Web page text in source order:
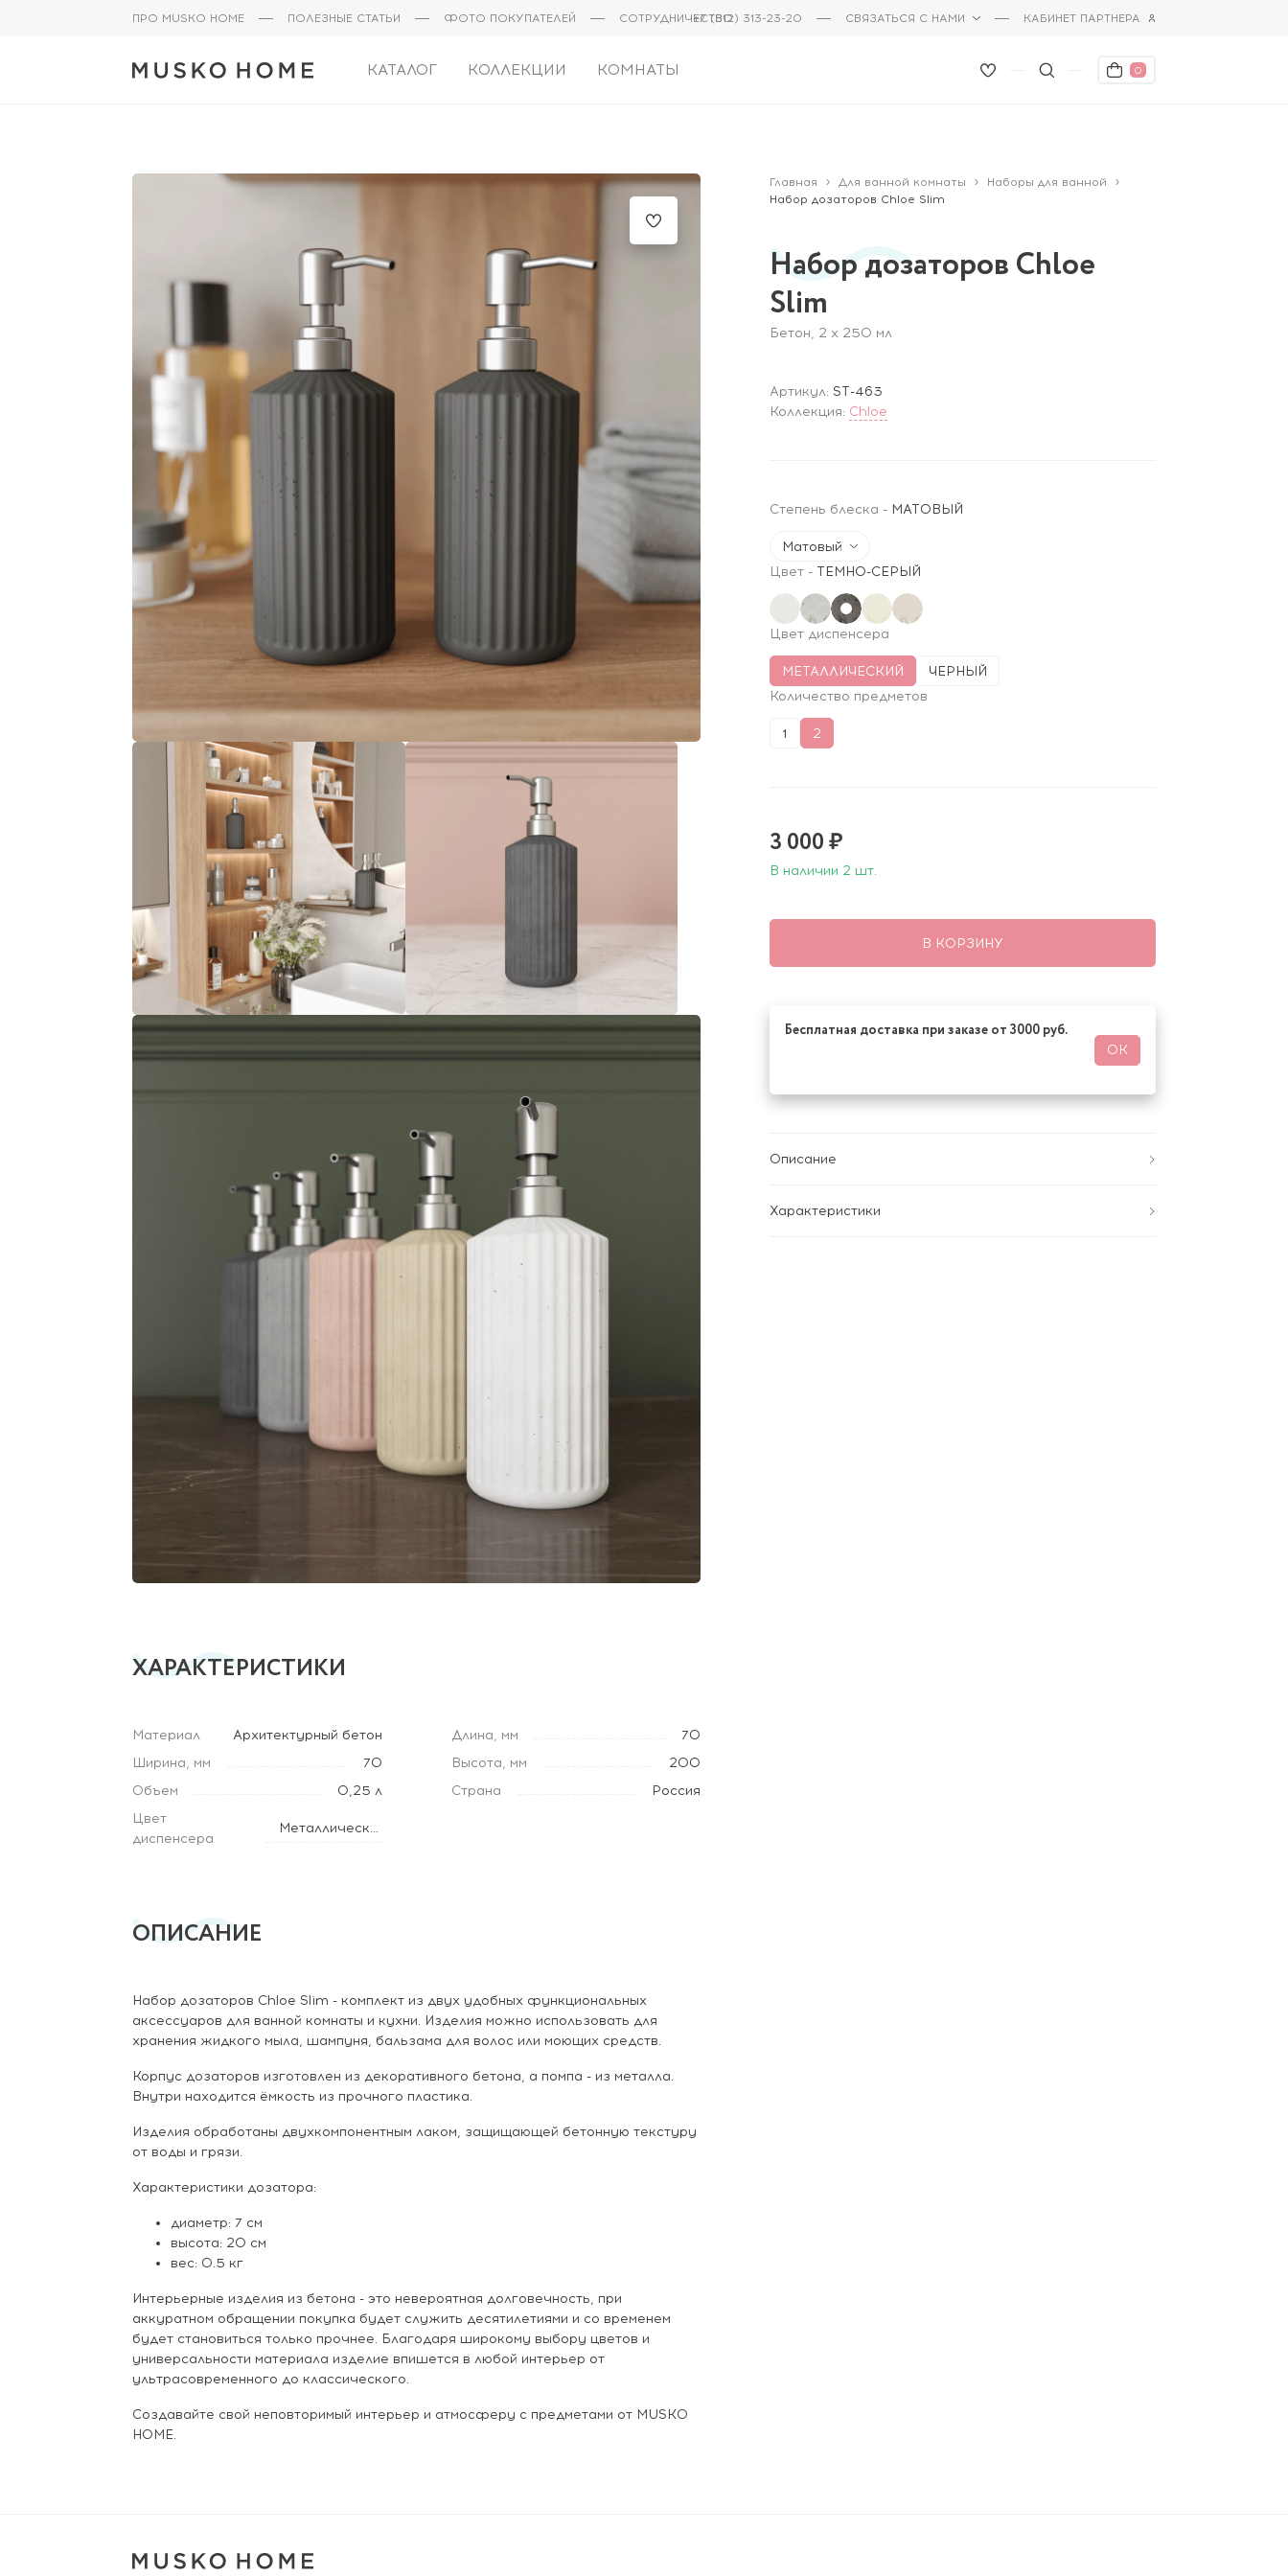
ПРО MUSKO HOME ПОЛЕЗНЫЕ СТАТЬИ ФОТО ПОКУПАТЕЛЕЙ СОТРУДНИЧЕСТВО+7 (812) 313-23-20 СВЯЗАТЬСЯ С НАМИ КАБИНЕТ ПАРТНЕРА
КАТАЛОГ КОЛЛЕКЦИИ КОМНАТЫ 0
ХАРАКТЕРИСТИКИ
Материал Архитектурный бетон Длина, мм
70
Ширина, мм
70 Высота, мм
200
Объем
0,25 л Страна
Россия
Цвет
диспенсера
Металлический
ОПИСАНИЕ
Набор дозаторов Chloe Slim - комплект из двух удобных функциональных
аксессуаров для ванной комнаты и кухни. Изделия можно использовать для
хранения жидкого мыла, шампуня, бальзама для волос или моющих средств.
Корпус дозаторов изготовлен из декоративного бетона, а помпа - из металла.
Внутри находится ёмкость из прочного пластика.
Изделия обработаны двухкомпонентным лаком, защищающей бетонную текстуру
от воды и грязи.
Характеристики дозатора:
диаметр: 7 см
высота: 20 см
вес: 0.5 кг
Интерьерные изделия из бетона - это невероятная долговечность, при
аккуратном обращении покупка будет служить десятилетиями и со временем
будет становиться только прочнее. Благодаря широкому выбору цветов и
универсальности материала изделие впишется в любой интерьер от
ультрасовременного до классического.
Создавайте свой неповторимый интерьер и атмосферу с предметами от MUSKO
HOME.
Главная Для ванной комнаты
Наборы для ванной
Набор дозаторов Chloe Slim
Набор дозаторов Chloe
Slim
Бетон, 2 х 250 мл
Артикул: ST-463
Коллекция: Chloe
Степень блеска - МАТОВЫЙ
Матовый
Цвет - ТЕМНО-СЕРЫЙ
Цвет диспенсера
МЕТАЛЛИЧЕСКИЙ
ЧЕРНЫЙ
Количество предметов
1 2
3 000 ₽
В наличии 2 шт.
В КОРЗИНУ
Бесплатная доставка при заказе от 3000 руб.
ОК
Описание
Характеристики